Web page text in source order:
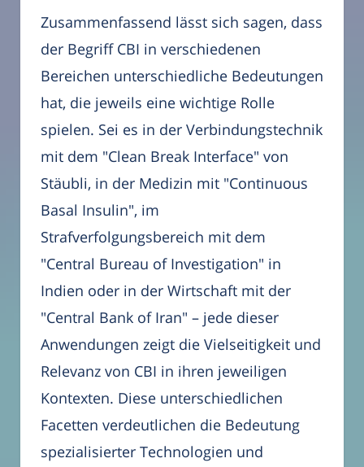
Zusammenfassend lässt sich sagen, dass
der Begriff CBI in verschiedenen
Bereichen unterschiedliche Bedeutungen
hat, die jeweils eine wichtige Rolle
spielen. Sei es in der Verbindungstechnik
mit dem "Clean Break Interface" von
Stäubli, in der Medizin mit "Continuous
Basal Insulin", im
Strafverfolgungsbereich mit dem
"Central Bureau of Investigation" in
Indien oder in der Wirtschaft mit der
"Central Bank of Iran" – jede dieser
Anwendungen zeigt die Vielseitigkeit und
Relevanz von CBI in ihren jeweiligen
Kontexten. Diese unterschiedlichen
Facetten verdeutlichen die Bedeutung
spezialisierter Technologien und